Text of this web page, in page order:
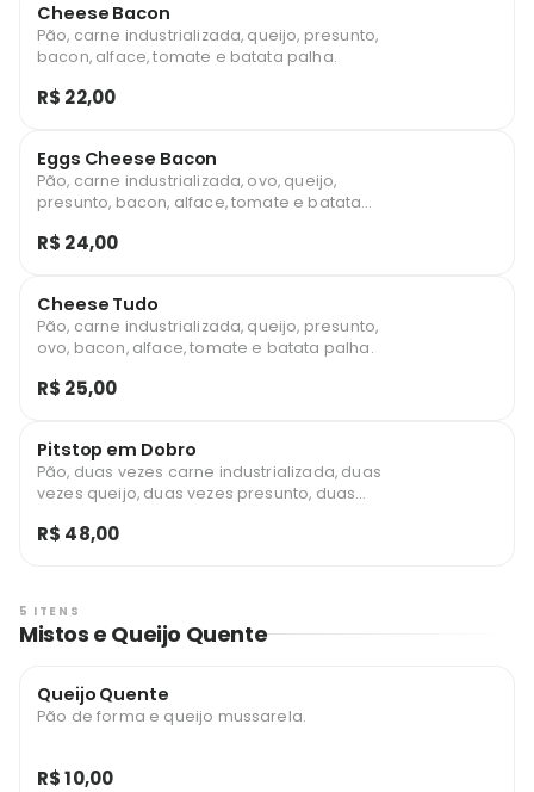
Cheese Bacon
Pão, carne industrializada, queijo, presunto,
bacon, alface, tomate e batata palha.
R$ 22,00
Eggs Cheese Bacon
Pão, carne industrializada, ovo, queijo,
presunto, bacon, alface, tomate e batata
R$ 24,00
Cheese Tudo
Pão, carne industrializada, queijo, presunto,
ovo, bacon, alface, tomate e batata palha.
R$ 25,00
Pitstop em Dobro
Pão, duas vezes carne industrializada, duas
vezes queijo, duas vezes presunto, duas
tomate e batata palha
R$ 48,00
5 ITENS
Mistos e Queijo Quente
Queijo Quente
Pão de forma e queijo mussarela.
R$ 10,00